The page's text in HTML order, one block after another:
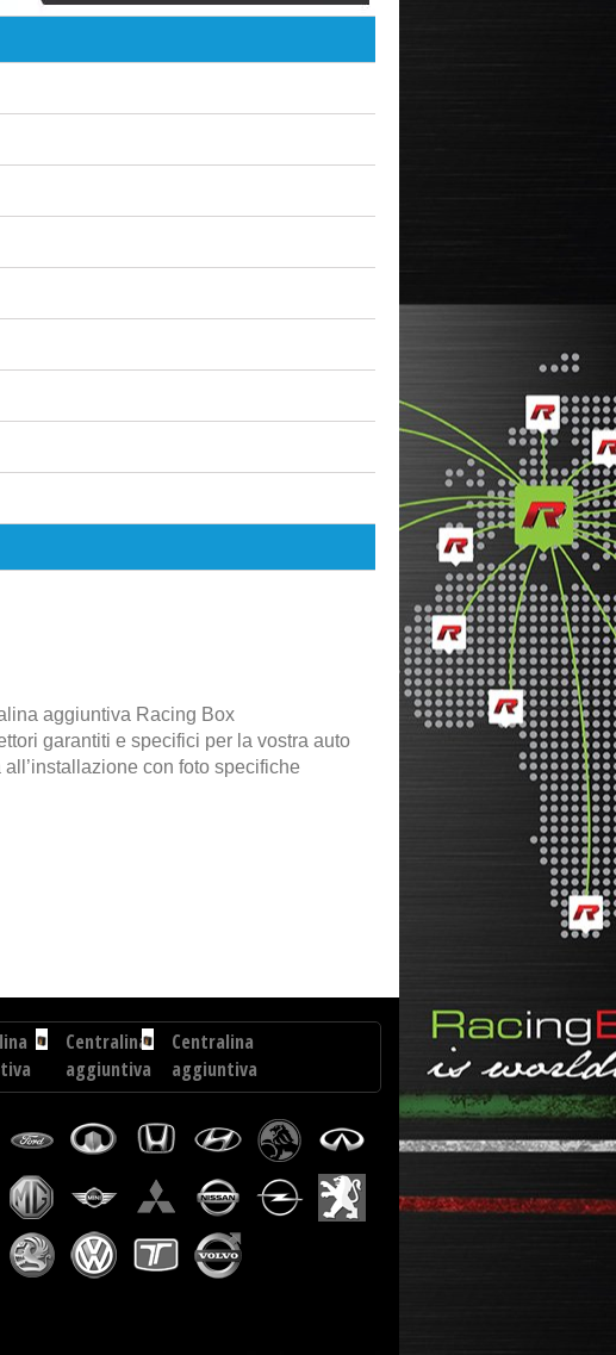
aggiuntiva Racing Box
garantiti e specifici per la vostra auto
all’installazione con foto specifiche
Centralina
aggiuntiva
Toyota
Hilux
2.5
Centralina
aggiuntiva
Volkswagen
Crafter
2.0
CR
140
cv